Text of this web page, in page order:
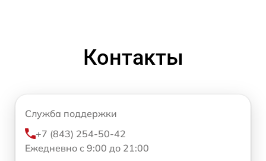
Контакты
Служба поддержки
+7 (843) 254-50-42
Ежедневно с 9:00 до 21:00